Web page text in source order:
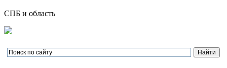
СПБ и область